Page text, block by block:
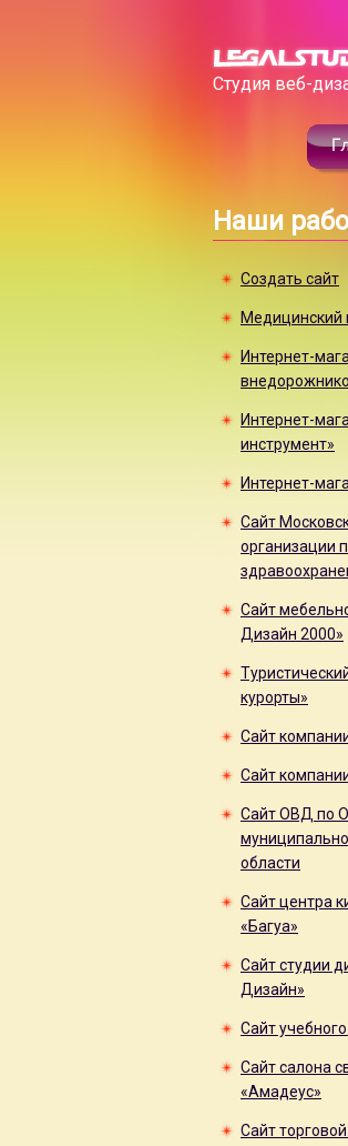
Студия веб-
Наши
Создать сайт
Медицинский
Интернет-
Интернет-
инструмент»
Интернет-
Сайт
организации
Сайт
Дизайн 2000»
курорты»
Сайт
Сайт
Сайт ОВД по
области
Сайт центра
«Багуа»
Сайт студии
Дизайн»
Сайт
Сайт салона
«Амадеус»
Сайт